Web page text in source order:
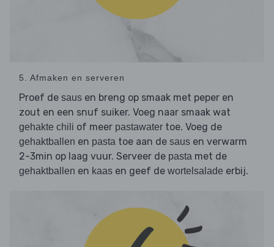
5. Afmaken en serveren
Proef de saus en breng op smaak met peper en
zout en een snuf suiker. Voeg naar smaak wat
gehakte chili of meer pastawater toe. Voeg de
gehaktballen en pasta toe aan de saus en verwarm
2-3min op laag vuur. Serveer de pasta met de
gehaktballen en kaas en geef de wortelsalade erbij.